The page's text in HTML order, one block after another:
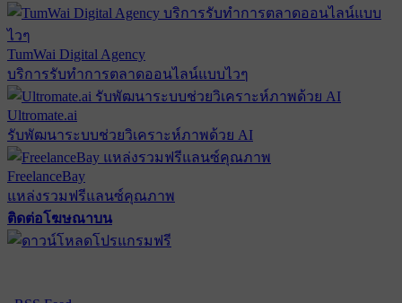
TumWai Digital Agency
บริการรับทำการตลาดออนไลน์แบบไวๆ
Ultromate.ai
รับพัฒนาระบบช่วยวิเคราะห์ภาพด้วย AI
FreelanceBay
แหล่งรวมฟรีแลนซ์คุณภาพ
ติดต่อโฆษณาบน